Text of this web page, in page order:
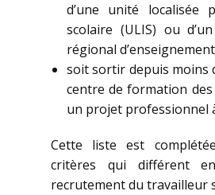
d’une unité localisée
scolaire (ULIS) ou
régional
soit sortir depuis moins
centre de formation
un projet professionnel
Cette liste est
critères qui différent
recrutement du travailleur